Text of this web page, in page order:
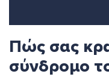
Πώς σας
σύνδρομο